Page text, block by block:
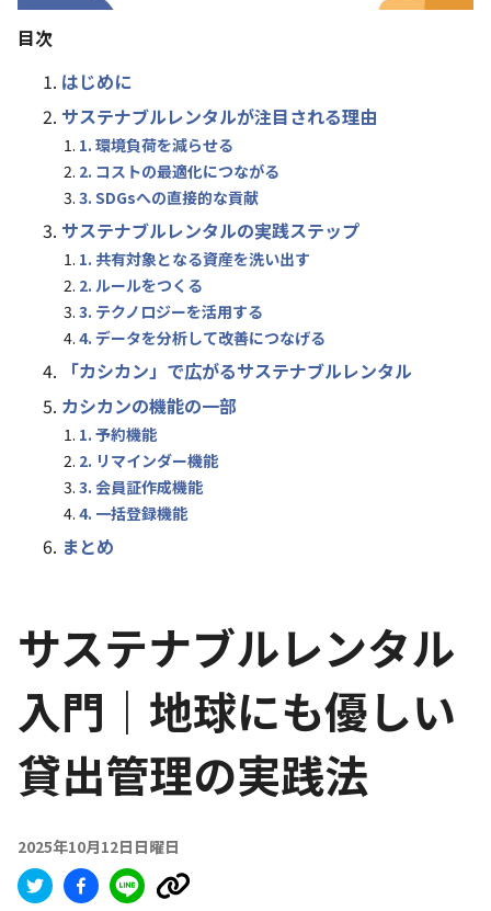
目次
はじめに
サステナブルレンタルが注目される理由
1. 環境負荷を減らせる
2. コストの最適化につながる
3. SDGsへの直接的な貢献
サステナブルレンタルの実践ステップ
1. 共有対象となる資産を洗い出す
2. ルールをつくる
3. テクノロジーを活用する
4. データを分析して改善につなげる
「カシカン」で広がるサステナブルレンタル
カシカンの機能の一部
1. 予約機能
2. リマインダー機能
3. 会員証作成機能
4. 一括登録機能
まとめ
サステナブルレンタル
入門｜地球にも優しい
貸出管理の実践法
2025年10月12日日曜日